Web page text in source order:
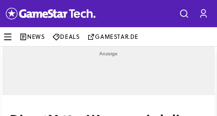
NEWS DEALS GAMESTAR.DE